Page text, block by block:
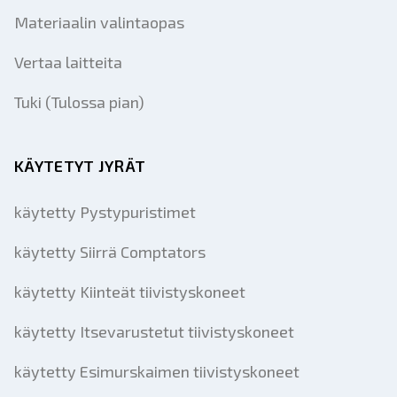
Materiaalin valintaopas
Vertaa laitteita
Tuki (Tulossa pian)
KÄYTETYT JYRÄT
käytetty Pystypuristimet
käytetty Siirrä Comptators
käytetty Kiinteät tiivistyskoneet
käytetty Itsevarustetut tiivistyskoneet
käytetty Esimurskaimen tiivistyskoneet